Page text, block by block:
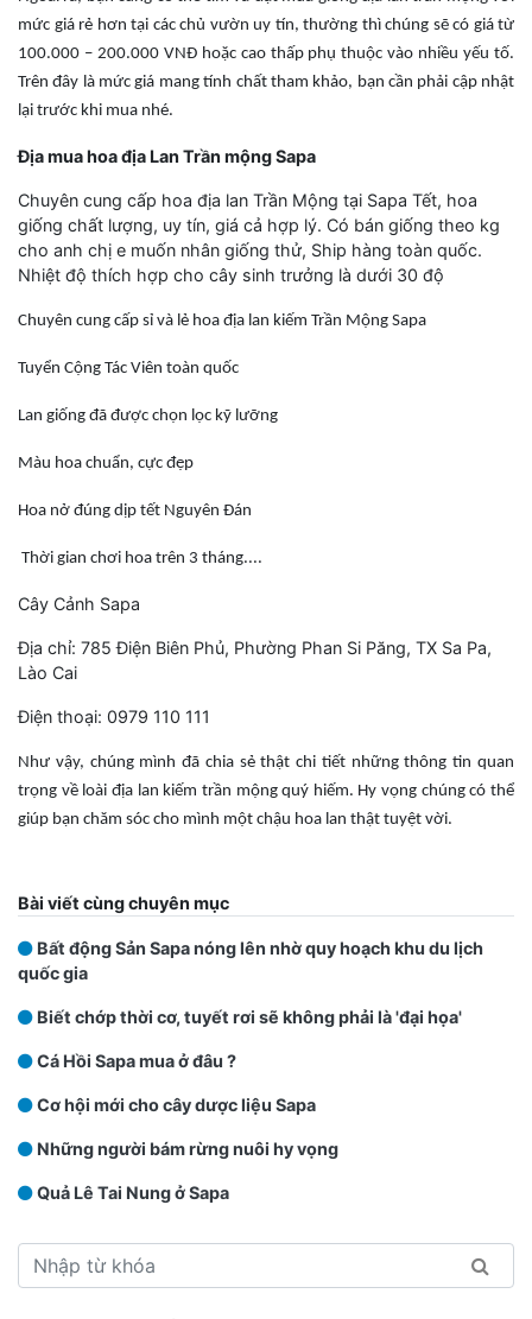
mức giá rẻ hơn tại các chủ vườn uy tín, thường thì chúng sẽ có giá từ
100.000 – 200.000 VNĐ hoặc cao thấp phụ thuộc vào nhiều yếu tố.
Trên đây là mức giá mang tính chất tham khảo, bạn cần phải cập nhật
lại trước khi mua nhé.
Địa mua hoa địa Lan Trần mộng Sapa
Chuyên cung cấp hoa địa lan Trần Mộng tại Sapa Tết, hoa
giống chất lượng, uy tín, giá cả hợp lý. Có bán giống theo kg
cho anh chị e muốn nhân giống thử, Ship hàng toàn quốc.
Nhiệt độ thích hợp cho cây sinh trưởng là dưới 30 độ
Chuyên cung cấp sỉ và lẻ hoa địa lan kiếm Trần Mộng Sapa
Tuyển Cộng Tác Viên toàn quốc
Lan giống đã được chọn lọc kỹ lưỡng
Màu hoa chuẩn, cực đẹp
Hoa nở đúng dịp tết Nguyên Đán
Thời gian chơi hoa trên 3 tháng....
Cây Cảnh Sapa
Địa chỉ: 785 Điện Biên Phủ, Phường Phan Si Păng, TX Sa Pa,
Lào Cai
Điện thoại: 0979 110 111
Như vậy, chúng mình đã chia sẻ thật chi tiết những thông tin quan
trọng về loài địa lan kiếm trần mộng quý hiếm. Hy vọng chúng có thể
giúp bạn chăm sóc cho mình một chậu hoa lan thật tuyệt vời.
Bài viết cùng chuyên mục
Bất động Sản Sapa nóng lên nhờ quy hoạch khu du lịch
quốc gia
Biết chớp thời cơ, tuyết rơi sẽ không phải là 'đại họa'
Cá Hồi Sapa mua ở đâu ?
Cơ hội mới cho cây dược liệu Sapa
Những người bám rừng nuôi hy vọng
Quả Lê Tai Nung ở Sapa